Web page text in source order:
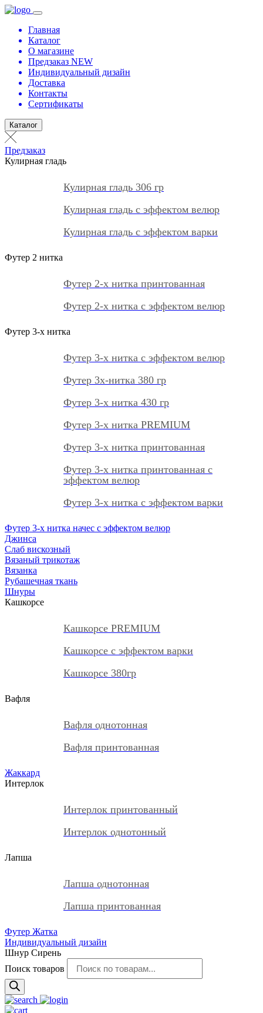
Главная
Каталог
О магазине
Предзаказ NEW
Индивидуальный дизайн
Доставка
Контакты
Сертификаты
Каталог
Предзаказ
Кулирная гладь
Кулирная гладь 306 гр
Кулирная гладь с эффектом велюр
Кулирная гладь с эффектом варки
Футер 2 нитка
Футер 2-х нитка принтованная
Футер 2-х нитка с эффектом велюр
Футер 3-х нитка
Футер 3-х нитка с эффектом велюр
Футер 3х-нитка 380 гр
Футер 3-х нитка 430 гр
Футер 3-х нитка PREMIUM
Футер 3-х нитка принтованная
Футер 3-х нитка принтованная с
эффектом велюр
Футер 3-х нитка с эффектом варки
Футер 3-х нитка начес с эффектом велюр
Джинса
Слаб вискозный
Вязаный трикотаж
Вязанка
Рубашечная ткань
Шнуры
Кашкорсе
Кашкорсе PREMIUM
Кашкорсе с эффектом варки
Кашкорсе 380гр
Вафля
Вафля однотонная
Вафля принтованная
Жаккард
Интерлок
Интерлок принтованный
Интерлок однотонный
Лапша
Лапша однотонная
Лапша принтованная
Футер Жатка
Индивидуальный дизайн
Шнур Сирень
Поиск товаров